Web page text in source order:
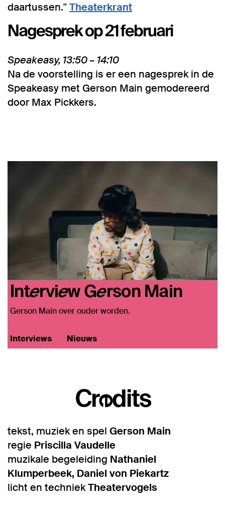
daartussen." Theaterkrant
Nagesprek op 21 februari
Speakeasy, 13:50 – 14:10
Na de voorstelling is er een nagesprek in de
Speakeasy met Gerson Main gemodereerd
door Max Pickkers.
Interview Gerson Main
Gerson Main over ouder worden.
Interviews Nieuws
Credits
tekst, muziek en spel Gerson Main
regie Priscilla Vaudelle
muzikale begeleiding Nathaniel
Klumperbeek, Daniel von Piekartz
licht en techniekTheatervogels